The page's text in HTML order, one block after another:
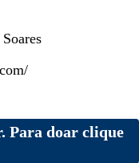
Para doar clique